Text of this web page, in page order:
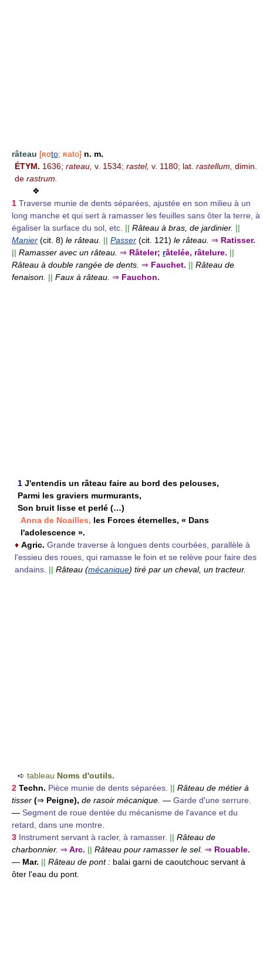
râteau [ʀɑto; ʀato] n. m.
ÉTYM. 1636; rateau, v. 1534; rastel, v. 1180; lat. rastellum, dimin.
de rastrum.
❖
1 Traverse munie de dents séparées, ajustée en son milieu à un
long manche et qui sert à ramasser les feuilles sans ôter la terre, à
égaliser la surface du sol, etc. || Râteau à bras, de jardinier. ||
Manier (cit. 8) le râteau. || Passer (cit. 121) le râteau. ⇒ Ratisser.
|| Ramasser avec un râteau. ⇒ Râteler; râtelée, râtelure. ||
Râteau à double rangée de dents. ⇒ Fauchet. || Râteau de
fenaison. || Faux à râteau. ⇒ Fauchon.
1 J'entendis un râteau faire au bord des pelouses,
Parmi les graviers murmurants,
Son bruit lisse et perlé (…)
Anna de Noailles, les Forces éternelles, « Dans
l'adolescence ».
♦ Agric. Grande traverse à longues dents courbées, parallèle à
l'essieu des roues, qui ramasse le foin et se relève pour faire des
andains. || Râteau (mécanique) tiré par un cheval, un tracteur.
➪ tableau Noms d'outils.
2 Techn. Pièce munie de dents séparées. || Râteau de métier à
tisser (⇒ Peigne), de rasoir mécanique. — Garde d'une serrure.
— Segment de roue dentée du mécanisme de l'avance et du
retard, dans une montre.
3 Instrument servant à racler, à ramasser. || Râteau de
charbonnier. ⇒ Arc. || Râteau pour ramasser le sel. ⇒ Rouable.
— Mar. || Râteau de pont : balai garni de caoutchouc servant à
ôter l'eau du pont.